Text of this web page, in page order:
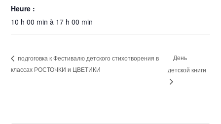
Heure :
10 h 00 min à 17 h 00 min
подгоговка к Фестивалю детского стихотворения в
классах РОСТОЧКИ и ЦВЕТИКИ
День
детской книги